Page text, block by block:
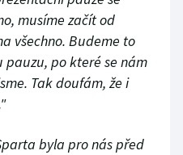
musíme začít od
všechno. Budeme to
po které se nám
Tak doufám, že i
byla pro nás před